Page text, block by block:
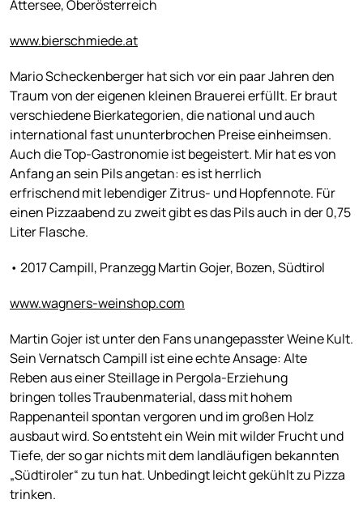
Attersee, Oberösterreich
www.bierschmiede.at
Mario Scheckenberger hat sich vor ein paar Jahren den
Traum von der eigenen kleinen Brauerei erfüllt. Er braut
verschiedene Bierkategorien, die national und auch
international fast ununterbrochen Preise einheimsen.
Auch die Top-Gastronomie ist begeistert. Mir hat es von
Anfang an sein Pils angetan: es ist herrlich
erfrischend mit lebendiger Zitrus- und Hopfennote. Für
einen Pizzaabend zu zweit gibt es das Pils auch in der 0,75
Liter Flasche.
• 2017 Campill, Pranzegg Martin Gojer, Bozen, Südtirol
www.wagners-weinshop.com
Martin Gojer ist unter den Fans unangepasster Weine Kult.
Sein Vernatsch Campill ist eine echte Ansage: Alte
Reben aus einer Steillage in Pergola-Erziehung
bringen tolles Traubenmaterial, dass mit hohem
Rappenanteil spontan vergoren und im großen Holz
ausbaut wird. So entsteht ein Wein mit wilder Frucht und
Tiefe, der so gar nichts mit dem landläufigen bekannten
„Südtiroler“ zu tun hat. Unbedingt leicht gekühlt zu Pizza
trinken.